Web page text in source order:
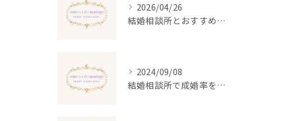
2026/04/26
結婚相談所とおすすめの選び方を東京都目黒区エリアで詳しく解説
2024/09/08
結婚相談所で成婚率を高める秘訣とは？成功体験から学ぶ実践的アドバイス